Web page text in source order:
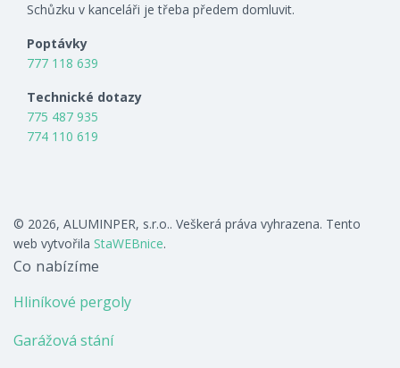
Schůzku v kanceláři je třeba předem domluvit.
Poptávky
777 118 639
Technické dotazy
775 487 935
774 110 619
© 2026, ALUMINPER, s.r.o.. Veškerá práva vyhrazena. Tento
web vytvořila StaWEBnice.
Co nabízíme
Hliníkové pergoly
Garážová stání